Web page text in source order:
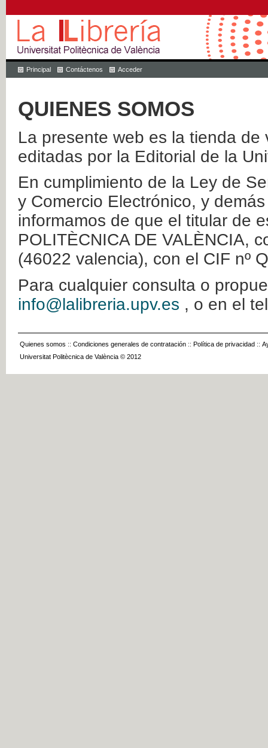
Principal Contáctenos Acceder
QUIENES SOMOS
La presente web es la tienda
editadas por la Editorial de la
En cumplimiento de la Ley de
y Comercio Electrónico, y
informamos de que el titular de
POLITÈCNICA DE VALÈNCIA,
(46022 valencia), con el CIF nº
Para cualquier consulta o
info@lalibreria.upv.es , o en el
Quienes somos :: Condiciones generales de contratación :: Política de privacidad ::
Universitat Politècnica de València © 2012